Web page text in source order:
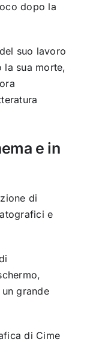
dopo la
suo lavoro
la sua morte,
e in
di
e
grande
di Cime